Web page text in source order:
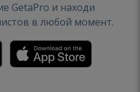
GetaPro и находи
в любой момент.